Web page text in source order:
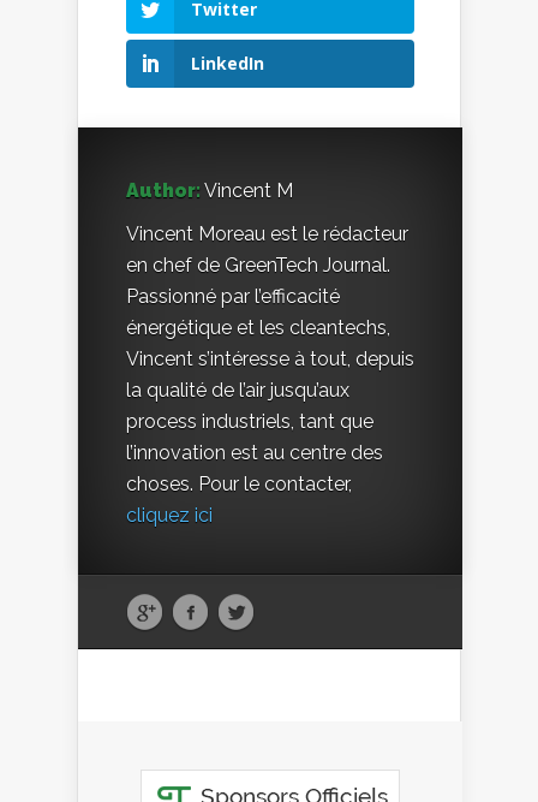
Twitter
LinkedIn
Author: Vincent M
Vincent Moreau est le rédacteur
en chef de GreenTech Journal.
Passionné par l’efficacité
énergétique et les cleantechs,
Vincent s’intéresse à tout, depuis
la qualité de l’air jusqu’aux
process industriels, tant que
l’innovation est au centre des
choses. Pour le contacter,
cliquez ici